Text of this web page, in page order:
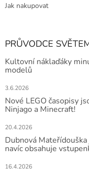
Jak nakupovat
PRŮVODCE
Kultovní náklaďáky
modelů
3.6.2026
Nové LEGO časopisy
Ninjago a Minecraft!
20.4.2026
Dubnová
navíc obsahuje
16.4.2026